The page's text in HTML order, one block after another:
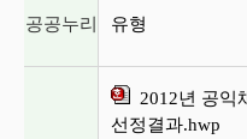
공공누리 유형
2012년 공익
선정결과.hwp